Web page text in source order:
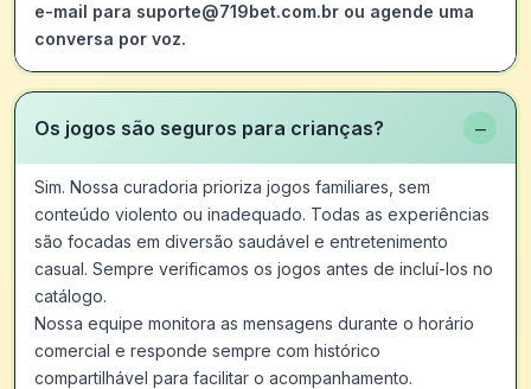
e-mail para suporte@719bet.com.br ou agende uma
conversa por voz.
Os jogos são seguros para crianças? −
Sim. Nossa curadoria prioriza jogos familiares, sem
conteúdo violento ou inadequado. Todas as experiências
são focadas em diversão saudável e entretenimento
casual. Sempre verificamos os jogos antes de incluí-los no
catálogo.
Nossa equipe monitora as mensagens durante o horário
comercial e responde sempre com histórico
compartilhável para facilitar o acompanhamento.